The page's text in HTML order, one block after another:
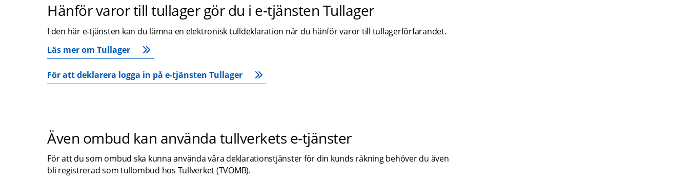
Hänför varor till tullager gör du i e‑tjänsten Tullager
I den här e‑tjänsten kan du lämna en elektronisk tulldeklaration när du hänför varor till tullagerförfarandet.
Läs mer om Tullager
För att deklarera logga in på e‑tjänsten Tullager
Även ombud kan använda tullverkets e‑tjänster
För att du som ombud ska kunna använda våra deklarationstjänster för din kunds räkning behöver du även
bli registrerad som tullombud hos Tullverket (TVOMB).